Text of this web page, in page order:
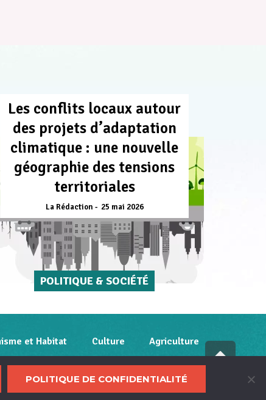
Les conflits locaux autour
des projets d’adaptation
climatique : une nouvelle
géographie des tensions
territoriales
La Rédaction 25 mai 2026
POLITIQUE & SOCIÉTÉ
et Habitat Culture Agriculture
de confidentialité
POLITIQUE DE CONFIDENTIALITÉ